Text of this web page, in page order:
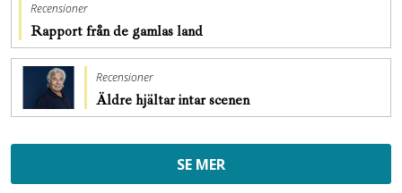
Recensioner
Rapport från de gamlas land
Recensioner
Äldre hjältar intar scenen
SE MER